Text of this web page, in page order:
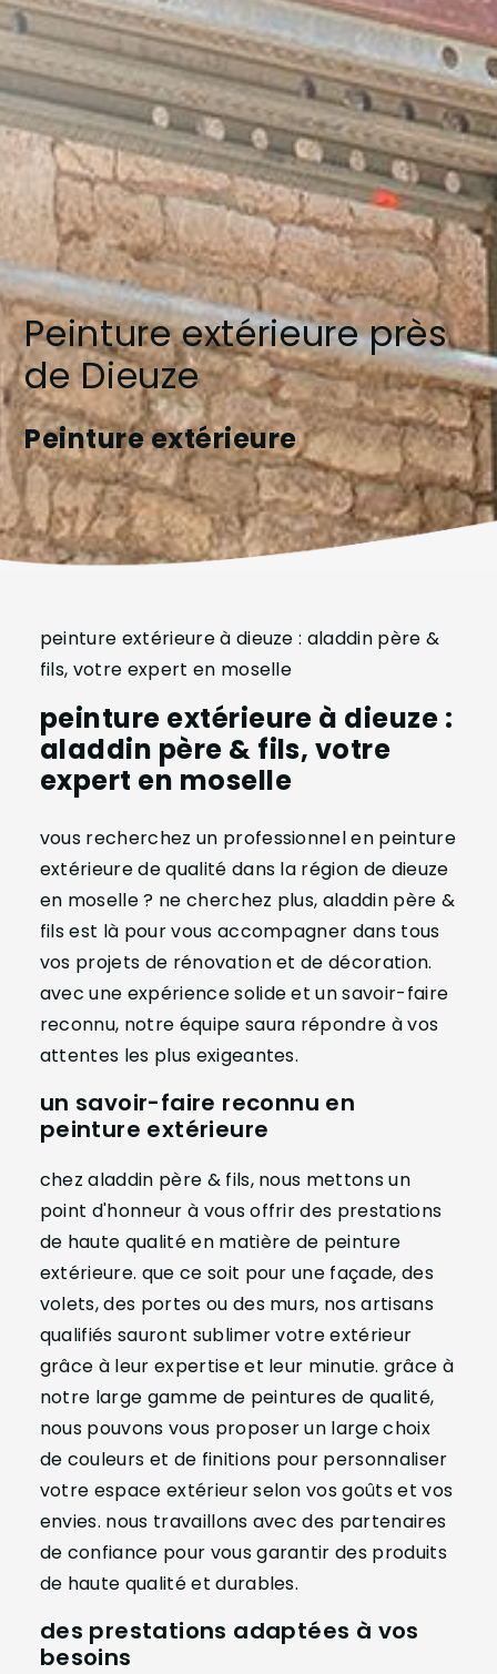
Peinture extérieure près
de Dieuze
Peinture extérieure
peinture extérieure à dieuze : aladdin père &
fils, votre expert en moselle
peinture extérieure à dieuze :
aladdin père & fils, votre
expert en moselle
vous recherchez un professionnel en peinture
extérieure de qualité dans la région de dieuze
en moselle ? ne cherchez plus, aladdin père &
fils est là pour vous accompagner dans tous
vos projets de rénovation et de décoration.
avec une expérience solide et un savoir-faire
reconnu, notre équipe saura répondre à vos
attentes les plus exigeantes.
un savoir-faire reconnu en
peinture extérieure
chez aladdin père & fils, nous mettons un
point d'honneur à vous offrir des prestations
de haute qualité en matière de peinture
extérieure. que ce soit pour une façade, des
volets, des portes ou des murs, nos artisans
qualifiés sauront sublimer votre extérieur
grâce à leur expertise et leur minutie. grâce à
notre large gamme de peintures de qualité,
nous pouvons vous proposer un large choix
de couleurs et de finitions pour personnaliser
votre espace extérieur selon vos goûts et vos
envies. nous travaillons avec des partenaires
de confiance pour vous garantir des produits
de haute qualité et durables.
des prestations adaptées à vos
besoins